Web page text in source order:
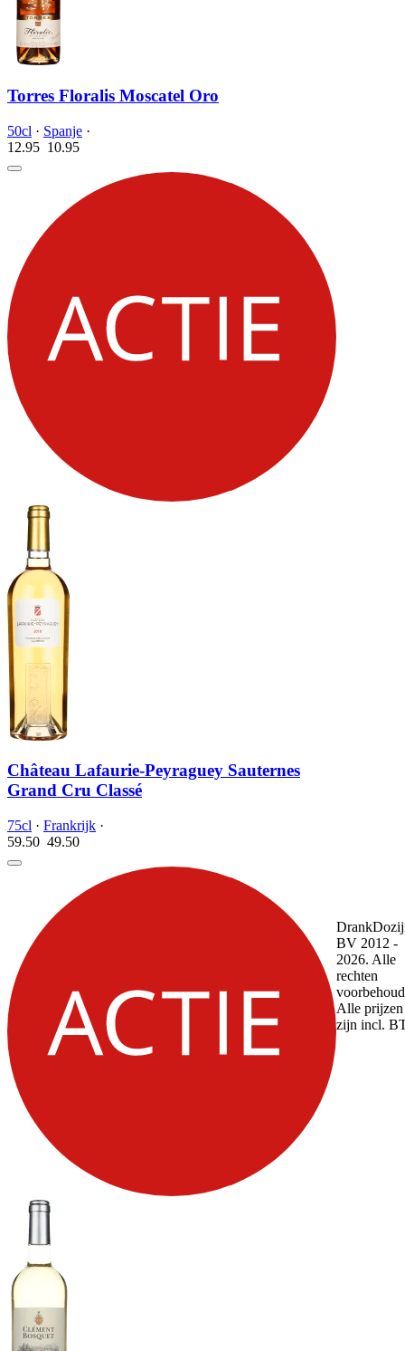
Torres Floralis Moscatel Oro
50cl · Spanje ·
12.95 10.95
Château Lafaurie-Peyraguey Sauternes
Grand Cru Classé
75cl · Frankrijk ·
59.50 49.50
BV 2012 -
2026. Alle
rechten
Alle prijzen
zijn incl.